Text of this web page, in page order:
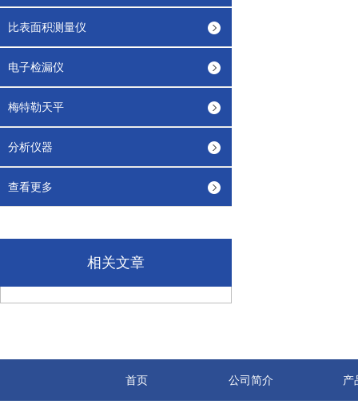
比表面积测量仪
电子检漏仪
梅特勒天平
分析仪器
查看更多
相关文章
首页 公司简介 产